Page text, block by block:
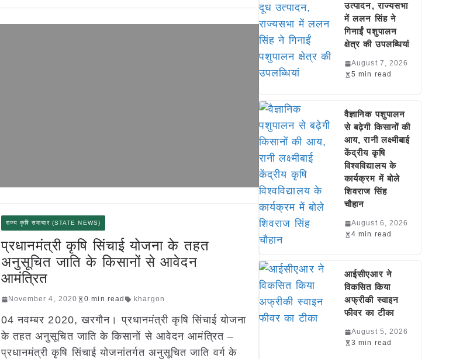
राज्य कृषि समाचार (STATE NEWS)
प्रधानमंत्री कृषि सिंचाई योजना के तहत
अनुसूचित जाति के किसानों से आवेदन
आमंत्रित
November 4, 2020 0 min read khargon
04 नवम्बर 2020, खरगौन। प्रधानमंत्री कृषि सिंचाई योजना
के तहत अनुसूचित जाति के किसानों से आवेदन आमंत्रित –
प्रधानमंत्री कृषि सिंचाई योजनांतर्गत अनुसूचित जाति वर्ग के
उत्पादन, राज्यसभा
में ललन सिंह ने
गिनाईं पशुपालन
क्षेत्र की उपलब्धियां
August 7, 2026
5 min read
वैज्ञानिक पशुपालन
से बढ़ेगी किसानों की
आय, रानी लक्ष्मीबाई
केंद्रीय कृषि
विश्वविद्यालय के
कार्यक्रम में बोले
शिवराज सिंह
चौहान
August 6, 2026
4 min read
आईसीएआर ने
विकसित किया
अफ्रीकी स्वाइन
फीवर का टीका
August 5, 2026
3 min read